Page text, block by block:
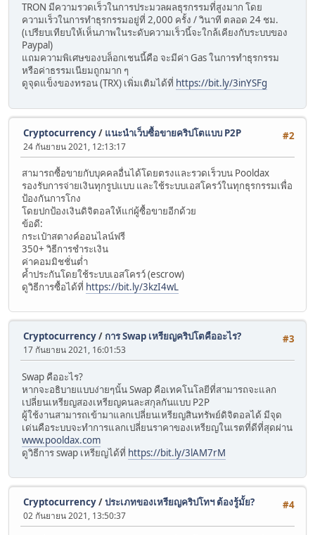
TRON มีความรวดเร็วในการประมวลผลธุรกรรมที่สูงมาก โดย
ความเร็วในการทำธุรกรรมอยู่ที่ 2,000 ครั้ง / วินาที ตลอด 24 ชม.
(เปรียบเทียบให้เห็นภาพในระดับความเร็วนี้จะใกล้เคียงกับระบบของ
Paypal)
แถมความพิเศษของบล็อกเชนนี้คือ จะมีค่า Gas ในการทำธุรกรรม
หรือค่าธรรมเนียมถูกมาก ๆ
ดูจุดแข็งของทรอน (TRX) เพิ่มเติมได้ที่ https://bit.ly/3inYSFg
#2
Cryptocurrency/ แนะนำเว็บซื้อขายคริปโตแบบ P2P
24 กันยายน 2021, 12:13:17
สามารถซื้อขายกับบุคคลอื่นได้โดยตรงและรวดเร็วบน Pooldax
รองรับการจ่ายเงินทุกรูปแบบ และใช้ระบบเอสโครว์ในทุกธุรกรรมเพื่อ
ป้องกันการโกง
โดยปกป้องเงินดิจิตอลให้แก่ผู้ซื้อขายอีกด้วย
ข้อดี:
กระเป๋าสตางค์ออนไลน์ฟรี
350+ วิธีการชำระเงิน
ค่าคอมมิชชั่นต่ำ
ค้ำประกันโดยใช้ระบบเอสโครว์ (escrow)
ดูวิธีการซื้อได้ที่ https://bit.ly/3kzI4wL
#3
Cryptocurrency/ การ Swap เหรียญคริปโตคืออะไร?
17 กันยายน 2021, 16:01:53
Swap คืออะไร?
หากจะอธิบายแบบง่ายๆนั้น Swap คือเทคโนโลยีที่สามารถจะแลก
เปลี่ยนเหรียญสองเหรียญคนละสกุลกันแบบ P2P
ผู้ใช้งานสามารถเข้ามาแลกเปลี่ยนเหรียญสินทรัพย์ดิจิตอลได้ มีจุด
เด่นคือระบบจะทำการแลกเปลี่ยนราคาของเหรียญในเรตที่ดีที่สุดผ่าน
www.pooldax.com
ดูวิธีการ swap เหรียญได้ที่ https://bit.ly/3lAM7rM
#4
Cryptocurrency/ประเภทของเหรียญคริปโทฯ ต้องรู้มั้ย?
02 กันยายน 2021, 13:50:37